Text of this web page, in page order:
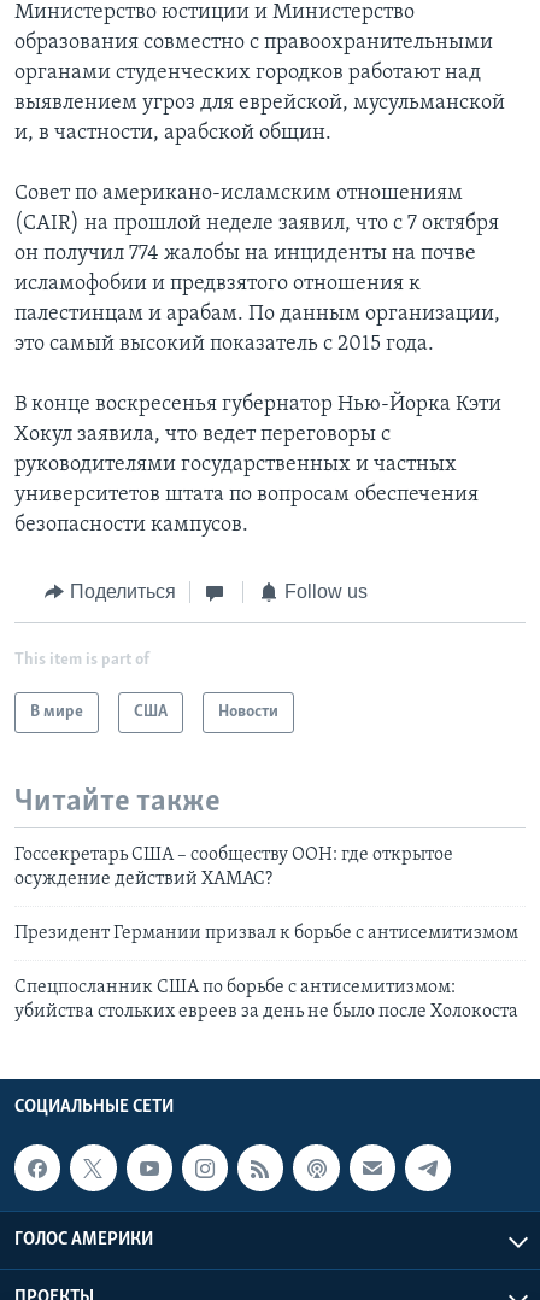
Министерство юстиции и Министерство
образования совместно с правоохранительными
органами студенческих городков работают над
выявлением угроз для еврейской, мусульманской
и, в частности, арабской общин.
Совет по американо-исламским отношениям
(CAIR) на прошлой неделе заявил, что с 7 октября
он получил 774 жалобы на инциденты на почве
исламофобии и предвзятого отношения к
палестинцам и арабам. По данным организации,
это самый высокий показатель с 2015 года.
В конце воскресенья губернатор Нью-Йорка Кэти
Хокул заявила, что ведет переговоры с
руководителями государственных и частных
университетов штата по вопросам обеспечения
безопасности кампусов.
Поделиться Follow us
This item is part of
В мире США Новости
Читайте также
Госсекретарь США – сообществу ООН: где открытое
осуждение действий ХАМАС?
Президент Германии призвал к борьбе с антисемитизмом
Спецпосланник США по борьбе с антисемитизмом:
убийства стольких евреев за день не было после Холокоста
СОЦИАЛЬНЫЕ СЕТИ
ГОЛОС АМЕРИКИ